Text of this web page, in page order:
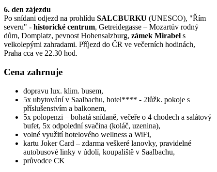
6. den zájezdu
Po snídani odjezd na prohlídu SALCBURKU (UNESCO), "Řím
severu" - historické centrum, Getreidegasse – Mozartův rodný
dům, Domplatz, pevnost Hohensalzburg, zámek Mirabel s
velkolepými zahradami. Příjezd do ČR ve večerních hodinách,
Praha cca ve 22.30 hod.
Cena zahrnuje
dopravu lux. klim. busem,
5x ubytování v Saalbachu, hotel**** - 2lůžk. pokoje s
příslušenstvím a balkonem,
5x polopenzi – bohatá snídaně, večeře o 4 chodech a salátový
bufet, 5x odpolední svačina (koláč, uzenina),
volné využití hotelového wellness a WiFi,
kartu Joker Card – zdarma veškeré lanovky, pravidelné
autobusové linky v údolí, koupaliště v Saalbachu,
průvodce CK